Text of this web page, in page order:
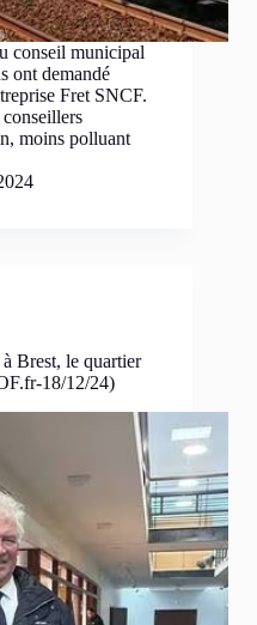
conseil municipal
ont demandé
Fret SNCF.
moins polluant
Brest, le quartier
18/12/24)